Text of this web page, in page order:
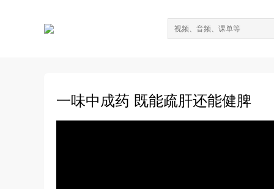
一味中成药 既能疏肝还能健脾